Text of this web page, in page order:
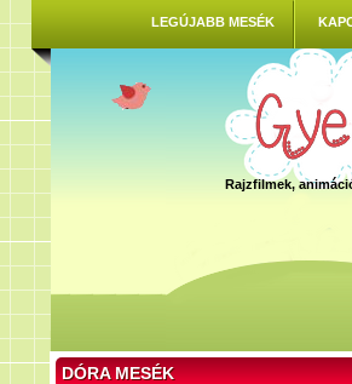
LEGÚJABB MESÉK
Rajzfilmek,
DÓRA MESÉK